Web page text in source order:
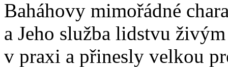
Baháhovy mimořádné
a Jeho služba lidstvu
v praxi a přinesly velkou